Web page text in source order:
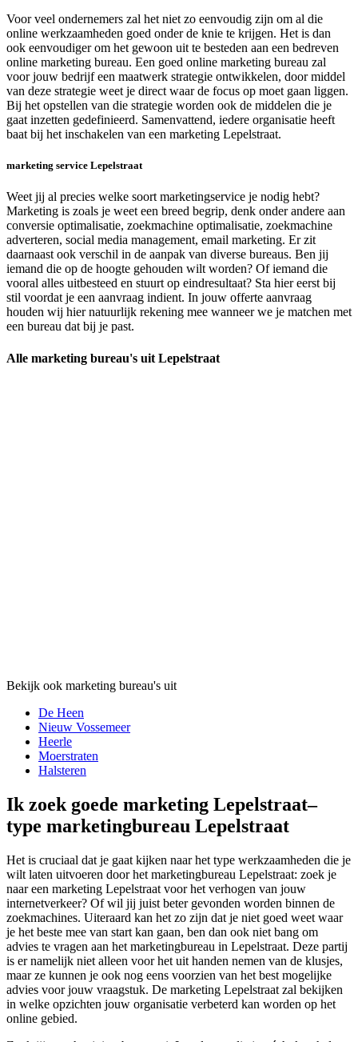
Voor veel ondernemers zal het niet zo eenvoudig zijn om al die
online werkzaamheden goed onder de knie te krijgen. Het is dan
ook eenvoudiger om het gewoon uit te besteden aan een bedreven
online marketing bureau. Een goed online marketing bureau zal
voor jouw bedrijf een maatwerk strategie ontwikkelen, door middel
van deze strategie weet je direct waar de focus op moet gaan liggen.
Bij het opstellen van die strategie worden ook de middelen die je
gaat inzetten gedefinieerd. Samenvattend, iedere organisatie heeft
baat bij het inschakelen van een marketing Lepelstraat.
marketing service Lepelstraat
Weet jij al precies welke soort marketingservice je nodig hebt?
Marketing is zoals je weet een breed begrip, denk onder andere aan
conversie optimalisatie, zoekmachine optimalisatie, zoekmachine
adverteren, social media management, email marketing. Er zit
daarnaast ook verschil in de aanpak van diverse bureaus. Ben jij
iemand die op de hoogte gehouden wilt worden? Of iemand die
vooral alles uitbesteed en stuurt op eindresultaat? Sta hier eerst bij
stil voordat je een aanvraag indient. In jouw offerte aanvraag
houden wij hier natuurlijk rekening mee wanneer we je matchen met
een bureau dat bij je past.
Alle marketing bureau's uit Lepelstraat
Bekijk ook marketing bureau's uit
De Heen
Nieuw Vossemeer
Heerle
Moerstraten
Halsteren
Ik zoek goede marketing Lepelstraat–
type marketingbureau Lepelstraat
Het is cruciaal dat je gaat kijken naar het type werkzaamheden die je
wilt laten uitvoeren door het marketingbureau Lepelstraat: zoek je
naar een marketing Lepelstraat voor het verhogen van jouw
internetverkeer? Of wil jij juist beter gevonden worden binnen de
zoekmachines. Uiteraard kan het zo zijn dat je niet goed weet waar
je het beste mee van start kan gaan, ben dan ook niet bang om
advies te vragen aan het marketingbureau in Lepelstraat. Deze partij
is er namelijk niet alleen voor het uit handen nemen van de klusjes,
maar ze kunnen je ook nog eens voorzien van het best mogelijke
advies voor jouw vraagstuk. De marketing Lepelstraat zal bekijken
in welke opzichten jouw organisatie verbeterd kan worden op het
online gebied.